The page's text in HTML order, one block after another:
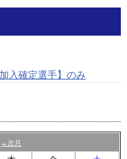
入確定選手】のみ
→次月